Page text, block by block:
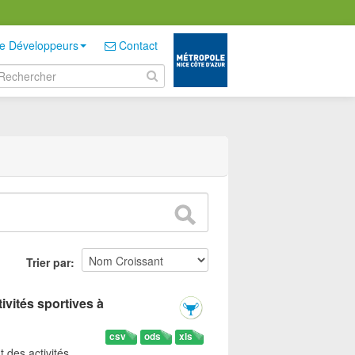
Développeurs Contact
Trier par
sportives à
xls
ods
csv